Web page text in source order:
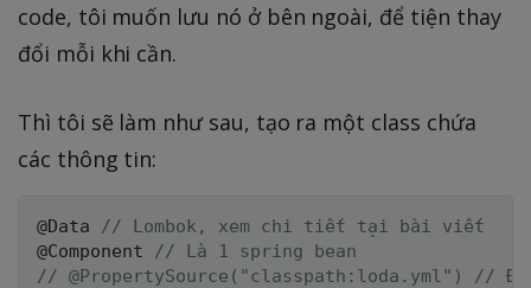
code, tôi muốn lưu nó ở bên ngoài, để tiện thay
đổi mỗi khi cần.
Thì tôi sẽ làm như sau, tạo ra một class chứa
các thông tin:
@Data
// Lombok, xem chi tiết tại bài viết
@Component
// Là 1 spring bean
// @PropertySource("classpath:loda.yml") //